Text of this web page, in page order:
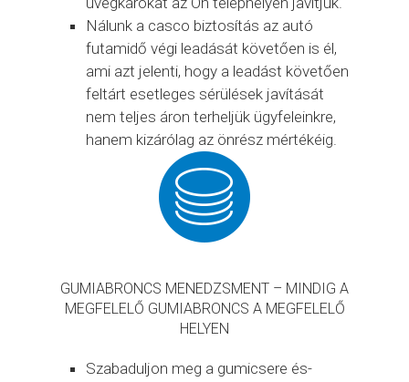
Nálunk a casco biztosítás az autó
futamidő végi leadását követően is él,
ami azt jelenti, hogy a leadást követően
feltárt esetleges sérülések javítását
nem teljes áron terheljük ügyfeleinkre,
hanem kizárólag az önrész mértékéig.
GUMIABRONCS MENEDZSMENT – MINDIG A
MEGFELELŐ GUMIABRONCS A MEGFELELŐ
HELYEN
Szabaduljon meg a gumicsere és-